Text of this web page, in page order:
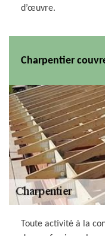
d’œuvre.
Charpentier
Toute activité à la